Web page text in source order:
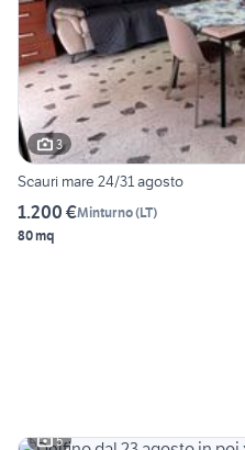
3
Scauri mare 24/31 agosto
1.200 €Minturno(LT)
80 mq
5